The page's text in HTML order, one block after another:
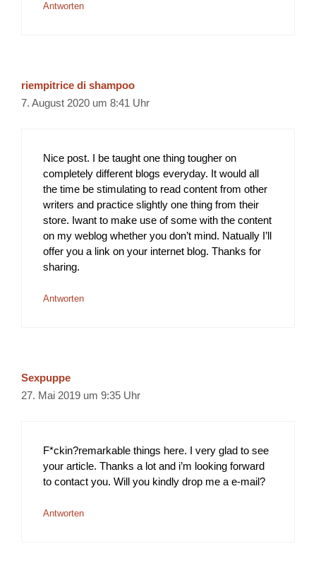
Antworten
riempitrice di shampoo
7. August 2020 um 8:41 Uhr
Nice post. I be taught one thing tougher on
completely different blogs everyday. It would all
the time be stimulating to read content from other
writers and practice slightly one thing from their
store. Iwant to make use of some with the content
on my weblog whether you don’t mind. Natually I’ll
offer you a link on your internet blog. Thanks for
sharing.
Antworten
Sexpuppe
27. Mai 2019 um 9:35 Uhr
F*ckin?remarkable things here. I very glad to see
your article. Thanks a lot and i’m looking forward
to contact you. Will you kindly drop me a e-mail?
Antworten